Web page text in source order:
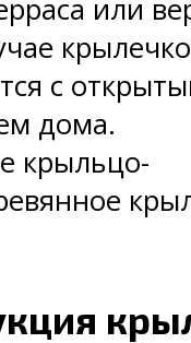
или
крылечко
с
дома.
крыльцо-